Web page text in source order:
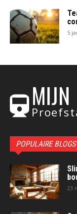
5
MIJN
POPULAIRE BLOGS
23